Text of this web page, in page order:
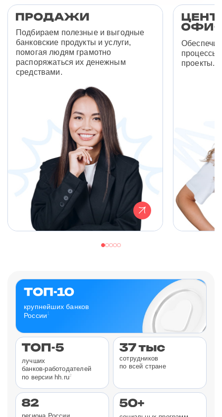
Подбираем полезные и выгодные
банковские продукты и услуги,
помогая людям грамотно
распоряжаться их денежным
средствами.
процессы
проекты.
крупнейших банков
России 1
лучших
банков-работодателей
по версии hh.ru2
сотрудников
по всей стране